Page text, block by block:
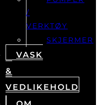
VERKTØY
SKJERMER
VASK
&
VEDLIKEHOLD
OM